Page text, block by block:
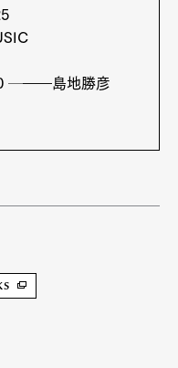
Pen tw
─――島地勝彦